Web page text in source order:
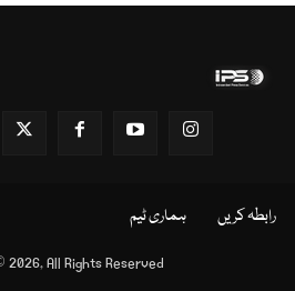
All Rights Reserved
رابطہ کریں ہماری ٹیم